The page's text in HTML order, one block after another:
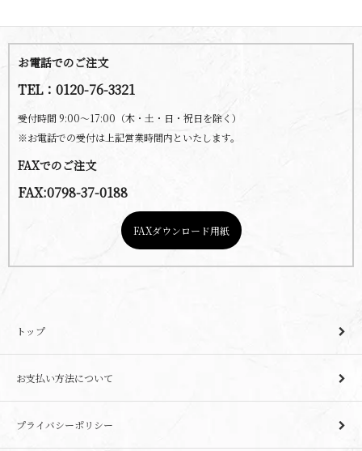
お電話でのご注文
TEL：0120-76-3321
受付時間 9:00～17:00（木・土・日・祝日を除く）
※お電話での受付は上記営業時間内といたします。
FAXでのご注文
FAX:0798-37-0188
FAXダウンロード用紙
トップ
お支払い方法について
プライバシーポリシー